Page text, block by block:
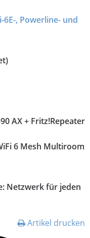
, Powerline- und
AX + Fritz!Repeater
6 Mesh Multiroom
Netzwerk für jeden
Artikel drucken